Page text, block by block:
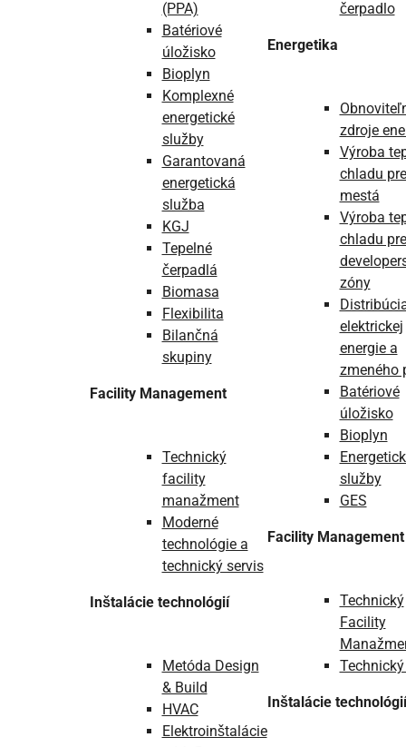
(PPA)
Batériové
úložisko
Bioplyn
Komplexné
energetické
služby
Garantovaná
energetická
služba
KGJ
Tepelné
čerpadlá
Biomasa
Flexibilita
Bilančná
skupiny
Facility Management
Technický
facility
manažment
Moderné
technológie a
technický servis
Inštalácie technológií
Metóda Design
& Build
HVAC
Elektroinštalácie
čerpadlo
Energetika
zdroje
Výroba
chladu pre
mestá
Výroba
chladu pre
zóny
elektrickej
energie a
zmeného
Batériové
úložisko
Bioplyn
služby
GES
Facility Management
Technický
Facility
Inštalácie technológií